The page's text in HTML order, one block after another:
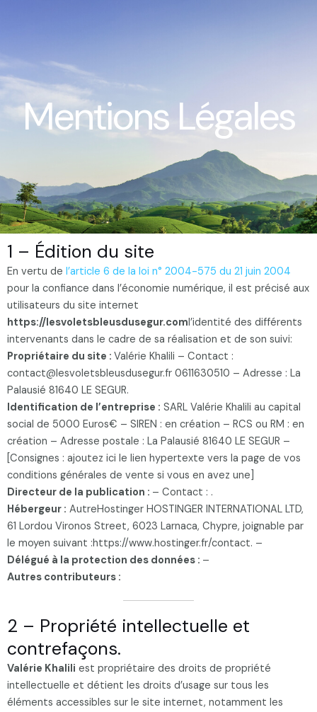
Mentions Légales
1 – Édition du site
En vertu de l’article 6 de la loi n° 2004-575 du 21 juin 2004
pour la confiance dans l’économie numérique, il est précisé aux
utilisateurs du site internet
https://lesvoletsbleusdusegur.coml’identité des différents
intervenants dans le cadre de sa réalisation et de son suivi:
Propriétaire du site : Valérie Khalili – Contact :
contact@lesvoletsbleusdusegur.fr 0611630510 – Adresse : La
Palausié 81640 LE SEGUR.
Identification de l’entreprise : SARL Valérie Khalili au capital
social de 5000 Euros€ – SIREN : en création – RCS ou RM : en
création – Adresse postale : La Palausié 81640 LE SEGUR –
[Consignes : ajoutez ici le lien hypertexte vers la page de vos
conditions générales de vente si vous en avez une]
Directeur de la publication : – Contact : .
Hébergeur : AutreHostinger HOSTINGER INTERNATIONAL LTD,
61 Lordou Vironos Street, 6023 Larnaca, Chypre, joignable par
le moyen suivant :https://www.hostinger.fr/contact. –
Délégué à la protection des données : –
Autres contributeurs :
2 – Propriété intellectuelle et
contrefaçons.
Valérie Khalili est propriétaire des droits de propriété
intellectuelle et détient les droits d’usage sur tous les
éléments accessibles sur le site internet, notamment les